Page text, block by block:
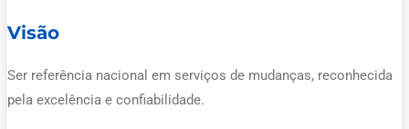
Visão
Ser referência nacional em serviços de mudanças, reconhecida
pela excelência e confiabilidade.